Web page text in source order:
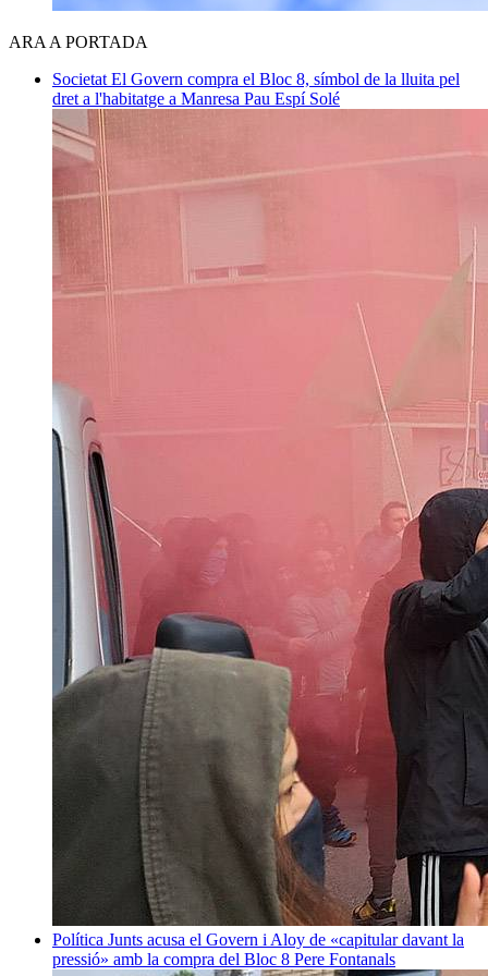
ARA A PORTADA
Societat El Govern compra el Bloc 8, símbol de la lluita pel
dret a l'habitatge a Manresa Pau Espí Solé
Política Junts acusa el Govern i Aloy de «capitular davant la
pressió» amb la compra del Bloc 8 Pere Fontanals